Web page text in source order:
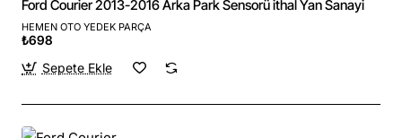
Ford Courier 2013-2016 Arka Park Sensorü ithal Yan Sanayi
HEMEN OTO YEDEK PARÇA
₺698
Sepete Ekle